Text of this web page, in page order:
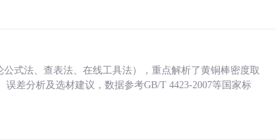
式法、查表法、在线工具法），重点解析了黄铜棒密度取
差分析及选材建议，数据参考GB/T 4423-2007等国家标